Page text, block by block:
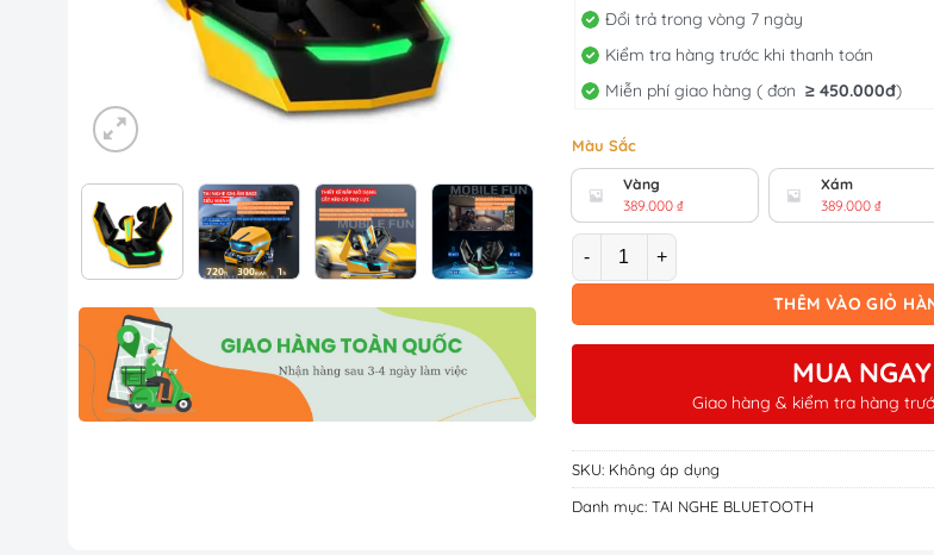
Đổi trả trong vòng 7 ngày
Kiểm tra hàng trước khi thanh toán
Miễn phí giao hàng ( đơn≥ 450.000đ)
Màu Sắc
Vàng
389.000 ₫
Xám
389.000 ₫
Số lượng
THÊM VÀO GIỎ
MUA NGAY
Giao hàng & kiểm tra hàng
SKU: Không áp dụng
Danh mục: TAI NGHE BLUETOOTH